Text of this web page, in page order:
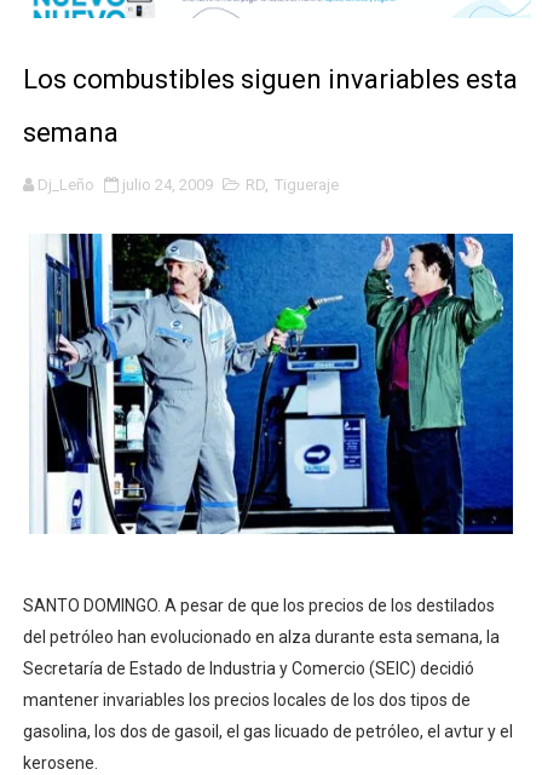
Policía recaptura en Altamira a fugado del CCR San
Coraasan construye parque solar de un megavatio
Irán apuesta por resistencia en disputa con Estados
Los combustibles siguen invariables esta
semana
Dj_Leño julio 24, 2009 RD, Tigueraje
SANTO DOMINGO. A pesar de que los precios de los destilados
del petróleo han evolucionado en alza durante esta semana, la
Secretaría de Estado de Industria y Comercio (SEIC) decidió
mantener invariables los precios locales de los dos tipos de
gasolina, los dos de gasoil, el gas licuado de petróleo, el avtur y el
kerosene.